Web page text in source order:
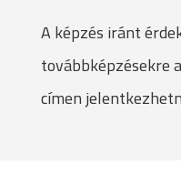
A képzés iránt
továbbképzésekre a
címen